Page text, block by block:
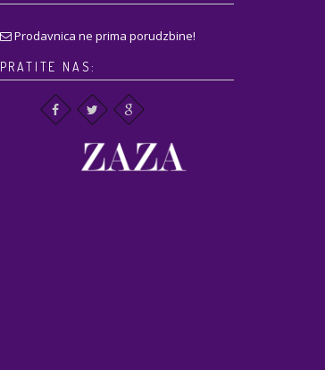
Prodavnica ne prima porudzbine!
PRATITE NAS: